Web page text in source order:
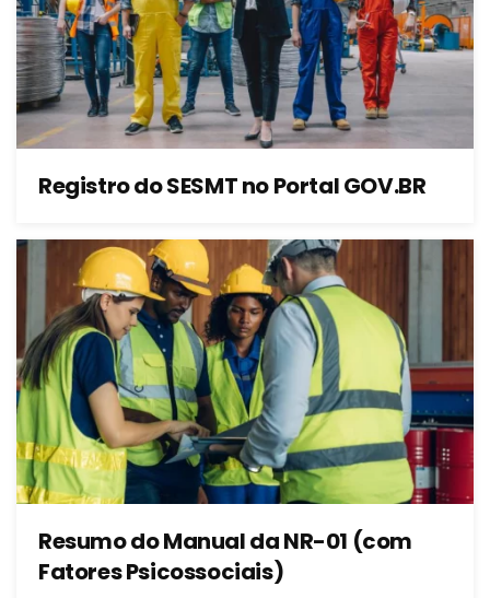
Registro do SESMT no Portal GOV.BR
Resumo do Manual da NR-01 (com
Fatores Psicossociais)